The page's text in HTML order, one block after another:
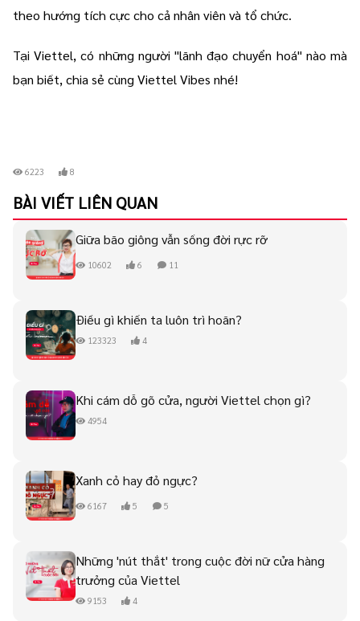
theo hướng tích cực cho cả nhân viên và tổ chức.
Tại Viettel, có những người "lãnh đạo chuyển hoá" nào mà
bạn biết, chia sẻ cùng Viettel Vibes nhé!
6223 8
BÀI VIẾT LIÊN QUAN
Giữa bão giông vẫn sống đời rực rỡ
10602 6 11
Điều gì khiến ta luôn trì hoãn?
123323 4
Khi cám dỗ gõ cửa, người Viettel chọn gì?
4954
Xanh cỏ hay đỏ ngực?
6167 5 5
Những 'nút thắt' trong cuộc đời nữ cửa hàng
trưởng của Viettel
9153 4